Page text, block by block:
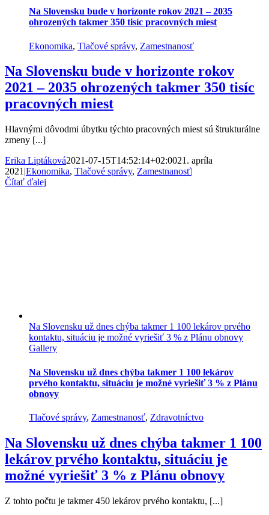
Na Slovensku bude v horizonte rokov 2021 – 2035
ohrozených takmer 350 tisíc pracovných miest
Ekonomika, Tlačové správy, Zamestnanosť
Na Slovensku bude v horizonte rokov
2021 – 2035 ohrozených takmer 350 tisíc
pracovných miest
Hlavnými dôvodmi úbytku týchto pracovných miest sú štrukturálne
zmeny [...]
Erika Liptáková2021-07-15T14:52:14+02:0021. apríla
2021 |Ekonomika, Tlačové správy, Zamestnanosť|
Čítať ďalej
Na Slovensku už dnes chýba takmer 1 100 lekárov prvého
kontaktu, situáciu je možné vyriešiť 3 % z Plánu obnovy
Gallery
Na Slovensku už dnes chýba takmer 1 100 lekárov
prvého kontaktu, situáciu je možné vyriešiť 3 % z Plánu
obnovy
Tlačové správy, Zamestnanosť, Zdravotníctvo
Na Slovensku už dnes chýba takmer 1 100
lekárov prvého kontaktu, situáciu je
možné vyriešiť 3 % z Plánu obnovy
Z tohto počtu je takmer 450 lekárov prvého kontaktu, [...]